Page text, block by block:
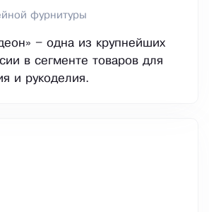
фурнитуры
– одна из крупнейших
в сегменте товаров для
и рукоделия.